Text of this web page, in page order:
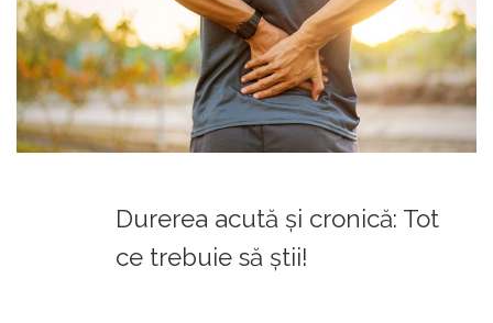
Durerea acută şi cronică: Tot
ce trebuie să ştii!